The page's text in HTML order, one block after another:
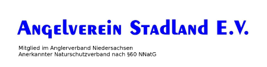
Inhalt
springen